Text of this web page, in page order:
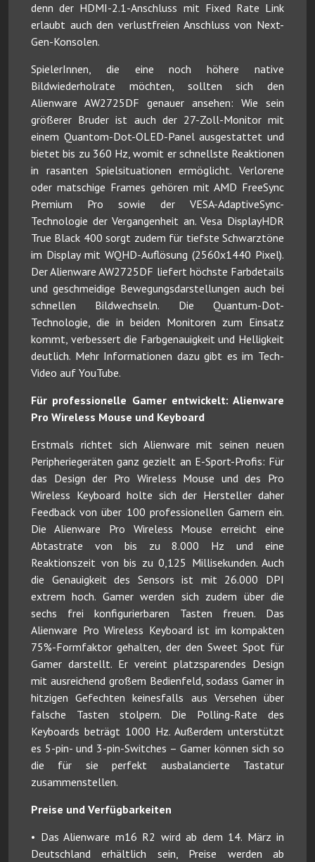
denn der HDMI-2.1-Anschluss mit Fixed Rate Link
erlaubt auch den verlustfreien Anschluss von Next-
Gen-Konsolen.
SpielerInnen, die eine noch höhere native
Bildwiederholrate möchten, sollten sich den
Alienware AW2725DF genauer ansehen: Wie sein
größerer Bruder ist auch der 27-Zoll-Monitor mit
einem Quantom-Dot-OLED-Panel ausgestattet und
bietet bis zu 360 Hz, womit er schnellste Reaktionen
in rasanten Spielsituationen ermöglicht. Verlorene
oder matschige Frames gehören mit AMD FreeSync
Premium Pro sowie der VESA-AdaptiveSync-
Technologie der Vergangenheit an. Vesa DisplayHDR
True Black 400 sorgt zudem für tiefste Schwarztöne
im Display mit WQHD-Auflösung (2560x1440 Pixel).
Der Alienware AW2725DF liefert höchste Farbdetails
und geschmeidige Bewegungsdarstellungen auch bei
schnellen Bildwechseln. Die Quantum-Dot-
Technologie, die in beiden Monitoren zum Einsatz
kommt, verbessert die Farbgenauigkeit und Helligkeit
deutlich. Mehr Informationen dazu gibt es im Tech-
Video auf YouTube.
Für professionelle Gamer entwickelt: Alienware
Pro Wireless Mouse und Keyboard
Erstmals richtet sich Alienware mit seinen neuen
Peripheriegeräten ganz gezielt an E-Sport-Profis: Für
das Design der Pro Wireless Mouse und des Pro
Wireless Keyboard holte sich der Hersteller daher
Feedback von über 100 professionellen Gamern ein.
Die Alienware Pro Wireless Mouse erreicht eine
Abtastrate von bis zu 8.000 Hz und eine
Reaktionszeit von bis zu 0,125 Millisekunden. Auch
die Genauigkeit des Sensors ist mit 26.000 DPI
extrem hoch. Gamer werden sich zudem über die
sechs frei konfigurierbaren Tasten freuen. Das
Alienware Pro Wireless Keyboard ist im kompakten
75%-Formfaktor gehalten, der den Sweet Spot für
Gamer darstellt. Er vereint platzsparendes Design
mit ausreichend großem Bedienfeld, sodass Gamer in
hitzigen Gefechten keinesfalls aus Versehen über
falsche Tasten stolpern. Die Polling-Rate des
Keyboards beträgt 1000 Hz. Außerdem unterstützt
es 5-pin- und 3-pin-Switches – Gamer können sich so
die für sie perfekt ausbalancierte Tastatur
zusammenstellen.
Preise und Verfügbarkeiten
• Das Alienware m16 R2 wird ab dem 14. März in
Deutschland erhältlich sein, Preise werden ab